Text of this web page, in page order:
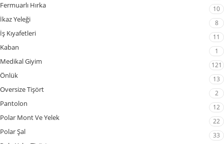
Fermuarlı Hırka 10
İkaz Yeleği 8
İş Kıyafetleri 11
Kaban 1
Medikal Giyim 121
Önlük 13
Oversize Tişört 2
Pantolon 12
Polar Mont Ve Yelek 22
Polar Şal 33